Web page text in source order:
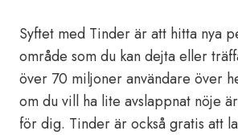
Syftet med Tinder är att hitta nya
område som du kan dejta eller
över 70 miljoner användare över
om du vill ha lite avslappnat nöje
för dig. Tinder är också gratis att